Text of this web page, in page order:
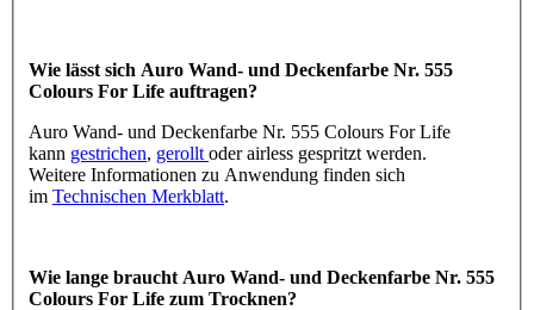
Wie lässt sich Auro Wand- und Deckenfarbe Nr. 555
Colours For Life auftragen?
Auro Wand- und Deckenfarbe Nr. 555 Colours For Life
kann gestrichen, gerollt oder airless gespritzt werden.
Weitere Informationen zu Anwendung finden sich
im Technischen Merkblatt.
Wie lange braucht Auro Wand- und Deckenfarbe Nr. 555
Colours For Life zum Trocknen?